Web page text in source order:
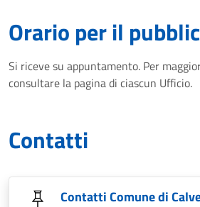
Orario per il
Si riceve su appuntamento. Per
consultare la pagina di ciascun Ufficio.
Contatti
Contatti Comune di